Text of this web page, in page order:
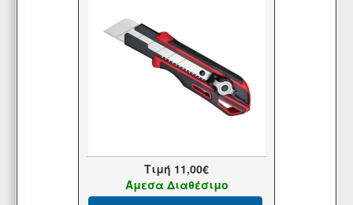
Τιμή 11,00€
Άμεσα Διαθέσιμο